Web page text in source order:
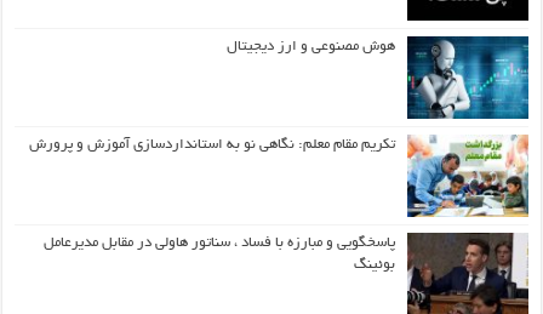
هوش مصنوعی و ارز دیجیتال
تکریم مقام معلم: نگاهی نو به استانداردسازی آموزش و پرورش
پاسخگویی و مبارزه با فساد ، سناتور هاولی در مقابل مدیرعامل
بوئینگ